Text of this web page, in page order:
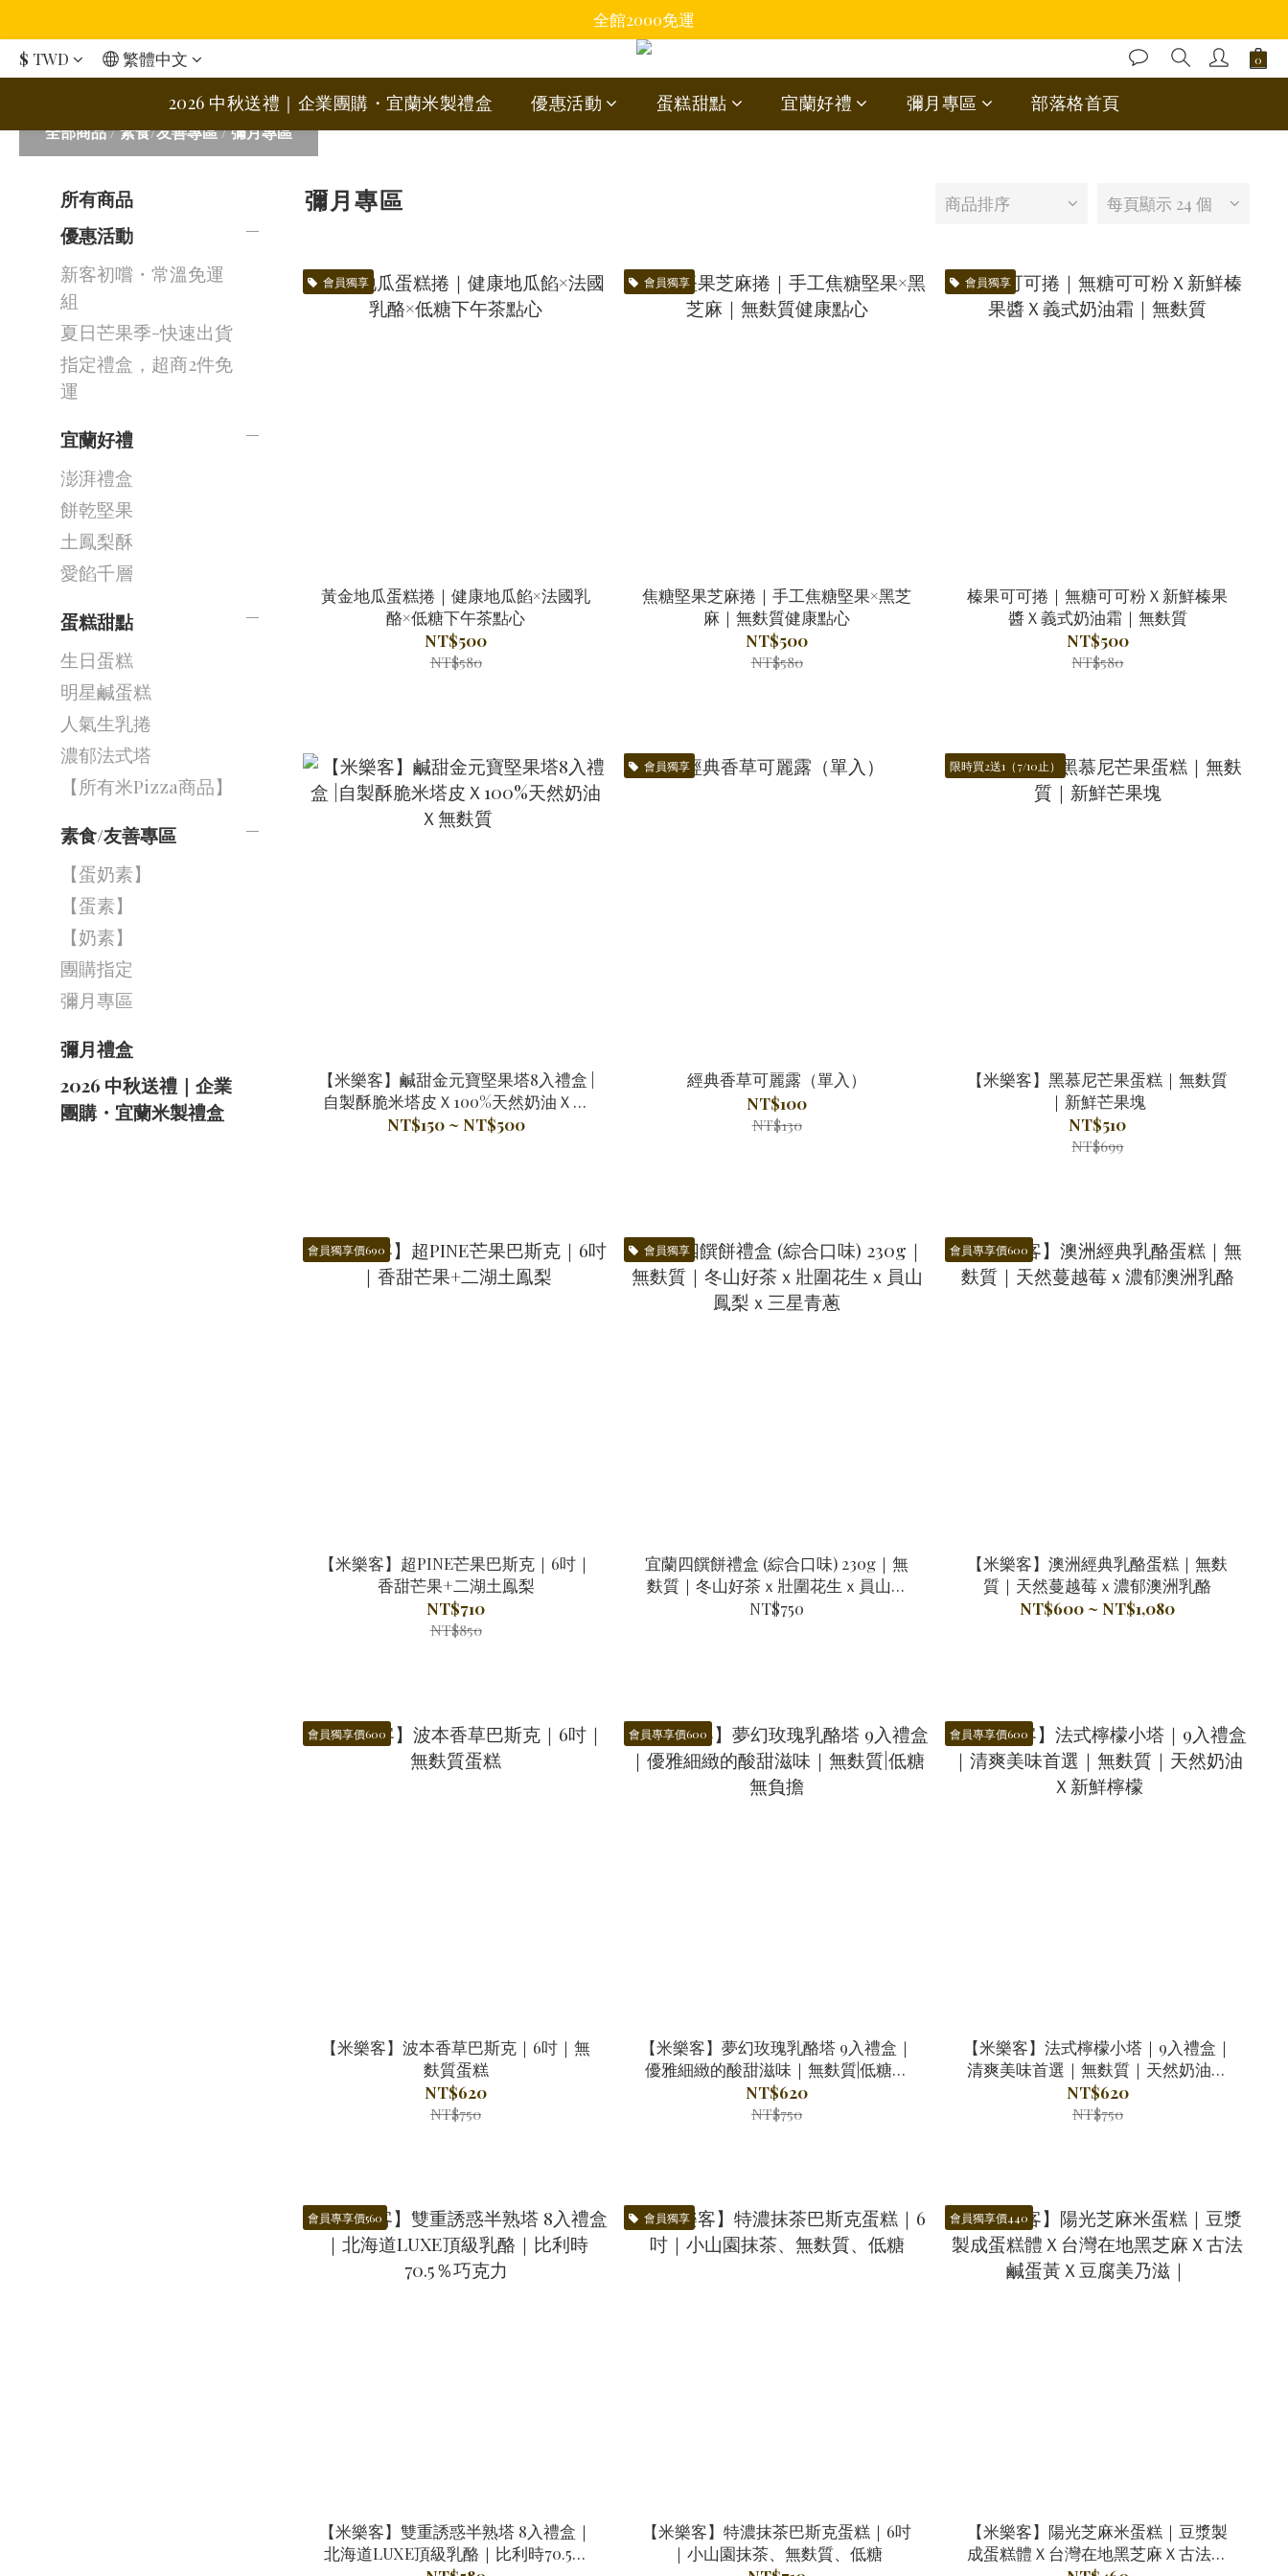
全館2000免運
$ TWD 繁體中文
2026 中秋送禮｜企業團購・宜蘭米製禮盒 優惠活動 蛋糕甜點 宜蘭好禮 彌月專區 部落格首頁
全部商品/素食/友善專區/彌月專區
所有商品
優惠活動
新客初嚐・常溫免運
組
夏日芒果季-快速出貨
指定禮盒，超商2件免
運
宜蘭好禮
澎湃禮盒
餅乾堅果
土鳳梨酥
愛餡千層
蛋糕甜點
生日蛋糕
明星鹹蛋糕
人氣生乳捲
濃郁法式塔
【所有米Pizza商品】
素食/友善專區
【蛋奶素】
【蛋素】
【奶素】
團購指定
彌月專區
彌月禮盒
2026 中秋送禮｜企業
團購・宜蘭米製禮盒
彌月專區 商品排序 每頁顯示 24 個
會員獨享
黃金地瓜蛋糕捲｜健康地瓜餡×法國乳
酪×低糖下午茶點心
NT$500
NT$580
會員獨享
焦糖堅果芝麻捲｜手工焦糖堅果×黑芝
麻｜無麩質健康點心
NT$500
NT$580
會員獨享
榛果可可捲｜無糖可可粉Ｘ新鮮榛果
醬Ｘ義式奶油霜｜無麩質
NT$500
NT$580
【米樂客】鹹甜金元寶堅果塔8入禮盒 |
自製酥脆米塔皮Ｘ100%天然奶油Ｘ無
麩質
NT$150 ~ NT$500
會員獨享
經典香草可麗露（單入）
NT$100
NT$130
限時買2送1（7/10止）
【米樂客】黑慕尼芒果蛋糕｜無麩質
｜新鮮芒果塊
NT$510
NT$699
會員獨享價690
【米樂客】超PINE芒果巴斯克｜6吋｜
香甜芒果+二湖土鳯梨
NT$710
NT$850
會員獨享
宜蘭四饌餅禮盒 (綜合口味) 230g｜無
麩質｜冬山好茶ｘ壯圍花生ｘ員山鳳
梨ｘ三星青蔥
NT$750
會員專享價600
【米樂客】澳洲經典乳酪蛋糕｜無麩
質｜天然蔓越莓ｘ濃郁澳洲乳酪
NT$600 ~ NT$1,080
會員獨享價600
【米樂客】波本香草巴斯克｜6吋｜無
麩質蛋糕
NT$620
NT$750
會員專享價600
【米樂客】夢幻玫瑰乳酪塔 9入禮盒｜
優雅細緻的酸甜滋味｜無麩質|低糖無
負擔
NT$620
NT$750
會員專享價600
【米樂客】法式檸檬小塔｜9入禮盒｜
清爽美味首選｜無麩質｜天然奶油Ｘ
新鮮檸檬
NT$620
NT$750
會員專享價560
【米樂客】雙重誘惑半熟塔 8入禮盒｜
北海道LUXE頂級乳酪｜比利時70.5％
會員獨享
【米樂客】特濃抹茶巴斯克蛋糕｜6吋
｜小山園抹茶、無麩質、低糖
會員獨享價440
【米樂客】陽光芝麻米蛋糕｜豆漿製
成蛋糕體Ｘ台灣在地黑芝麻Ｘ古法鹹